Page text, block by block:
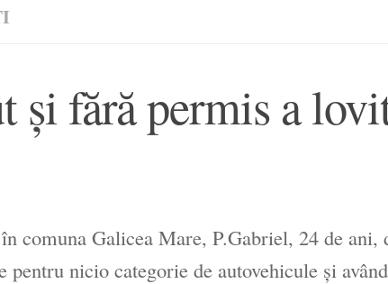
și fără permis a
comuna Galicea Mare, P.Gabriel, 24 de ani,
pentru nicio categorie de autovehicule şi